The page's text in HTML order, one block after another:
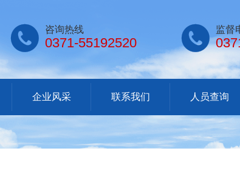
 咨询热线
0371-55192520  监督
企业风采 联系我们 人员查询